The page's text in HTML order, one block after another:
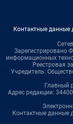
Контактные данные
Зарегистрировано
информационных
Реестровая
Учредитель:
Главный
Адрес редакции:
Контактные данные